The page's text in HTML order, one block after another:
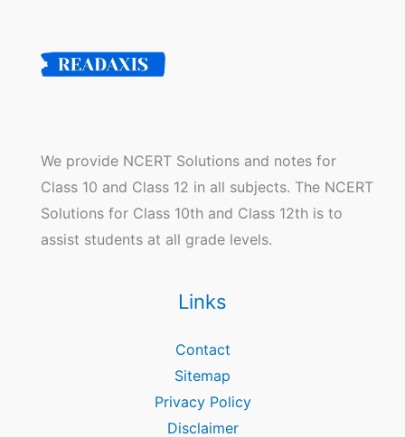
We provide NCERT Solutions and notes for
Class 10 and Class 12 in all subjects. The NCERT
Solutions for Class 10th and Class 12th is to
assist students at all grade levels.
Links
Contact
Sitemap
Privacy Policy
Disclaimer